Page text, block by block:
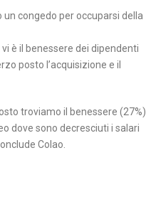
un congedo per occuparsi della
è il benessere dei dipendenti
posto l’acquisizione e il
troviamo il benessere (27%).
dove sono decresciuti i salari
Colao.